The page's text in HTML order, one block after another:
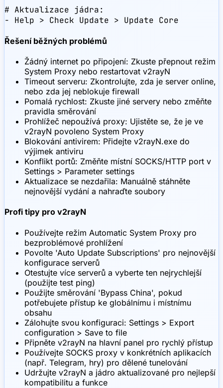
# Aktualizace jádra:
- Help > Check Update > Update Core
Řešení běžných problémů
Žádný internet po připojení: Zkuste přepnout režim
System Proxy nebo restartovat v2rayN
Timeout serveru: Zkontrolujte, zda je server online,
nebo zda jej neblokuje firewall
Pomalá rychlost: Zkuste jiné servery nebo změňte
pravidla směrování
Prohlížeč nepoužívá proxy: Ujistěte se, že je ve
v2rayN povoleno System Proxy
Blokování antivirem: Přidejte v2rayN.exe do
výjimek antiviru
Konflikt portů: Změňte místní SOCKS/HTTP port v
Settings > Parameter settings
Aktualizace se nezdařila: Manuálně stáhněte
nejnovější vydání a nahraďte soubory
Profi tipy pro v2rayN
Používejte režim Automatic System Proxy pro
bezproblémové prohlížení
Povolte 'Auto Update Subscriptions' pro nejnovější
konfigurace serverů
Otestujte více serverů a vyberte ten nejrychlejší
(použijte test ping)
Použijte směrování 'Bypass China', pokud
potřebujete přístup ke globálnímu i místnímu
obsahu
Zálohujte svou konfiguraci: Settings > Export
configuration > Save to file
Připněte v2rayN na hlavní panel pro rychlý přístup
Používejte SOCKS proxy v konkrétních aplikacích
(např. Telegram, hry) pro dělené tunelování
Udržujte v2rayN a jádro aktualizované pro nejlepší
kompatibilitu a funkce